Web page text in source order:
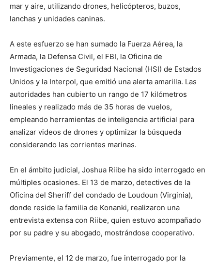
mar y aire, utilizando drones, helicópteros, buzos,
lanchas y unidades caninas.
A este esfuerzo se han sumado la Fuerza Aérea, la
Armada, la Defensa Civil, el FBI, la Oficina de
Investigaciones de Seguridad Nacional (HSI) de Estados
Unidos y la Interpol, que emitió una alerta amarilla. Las
autoridades han cubierto un rango de 17 kilómetros
lineales y realizado más de 35 horas de vuelos,
empleando herramientas de inteligencia artificial para
analizar videos de drones y optimizar la búsqueda
considerando las corrientes marinas.
En el ámbito judicial, Joshua Riibe ha sido interrogado en
múltiples ocasiones. El 13 de marzo, detectives de la
Oficina del Sheriff del condado de Loudoun (Virginia),
donde reside la familia de Konanki, realizaron una
entrevista extensa con Riibe, quien estuvo acompañado
por su padre y su abogado, mostrándose cooperativo.
Previamente, el 12 de marzo, fue interrogado por la